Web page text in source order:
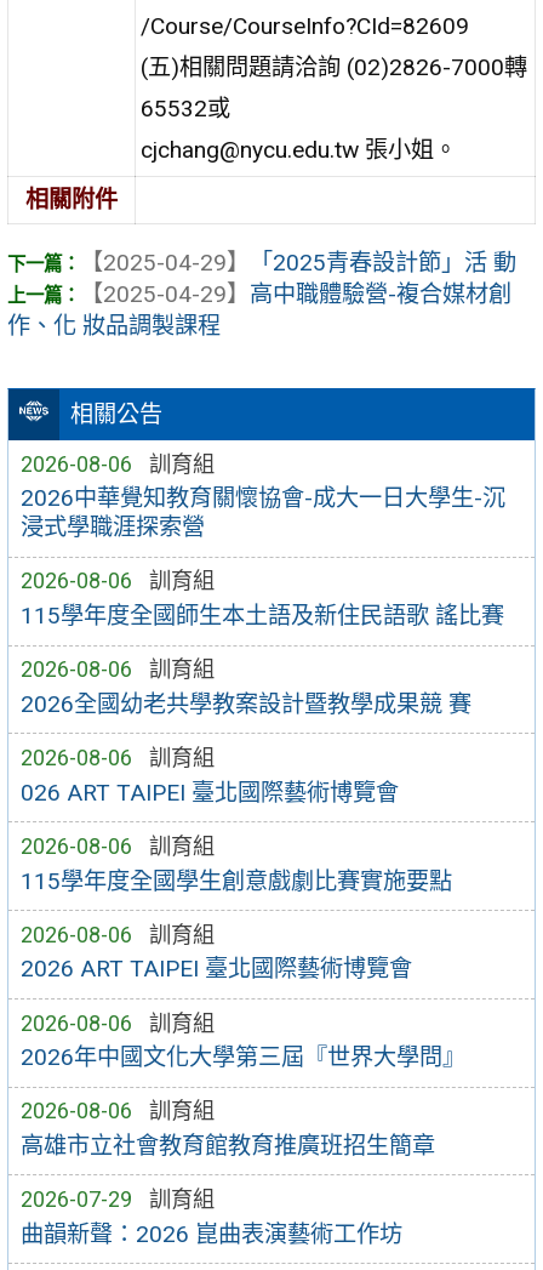
相關公告
2026-08-06 訓育組
2026中華覺知教育關懷協會-成大一日大學生-沉
浸式學職涯探索營
2026-08-06 訓育組
115學年度全國師生本土語及新住民語歌 謠比賽
2026-08-06 訓育組
2026全國幼老共學教案設計暨教學成果競 賽
2026-08-06 訓育組
026 ART TAIPEI 臺北國際藝術博覽會
2026-08-06 訓育組
115學年度全國學生創意戲劇比賽實施要點
2026-08-06 訓育組
2026 ART TAIPEI 臺北國際藝術博覽會
2026-08-06 訓育組
2026年中國文化大學第三屆『世界大學問』
2026-08-06 訓育組
高雄市立社會教育館教育推廣班招生簡章
2026-07-29 訓育組
曲韻新聲：2026 崑曲表演藝術工作坊
/Course/CourseInfo?CId=82609
(五)相關問題請洽詢 (02)2826-7000轉
65532或
cjchang@nycu.edu.tw 張小姐。
相關附件
【2025-04-29】
「2025青春設計節」活 動
【2025-04-29】 高中職體驗營-複合媒材創
作、化 妝品調製課程